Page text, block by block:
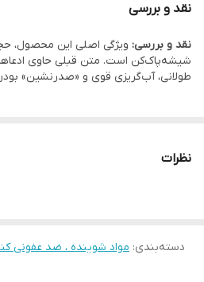
نقد و بررسی
نقد و بررسی:
شیشه‌پاک‌کن است. متن قبلی حاوی
طولانی، آب‌گریزی قوی و «صدرنشین»
نظرات
دسته‌بندی: مواد شوینده ، ضد عفونی